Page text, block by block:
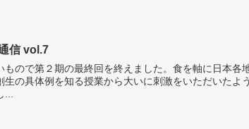
信 vol.7
ので第２期の最終回を終えました。食を軸に日本各
生の具体例を知る授業から大いに刺激をいただいた